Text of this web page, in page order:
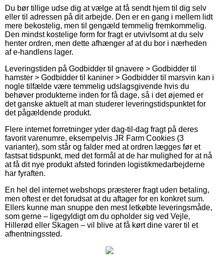
Du bør tillige udse dig at vælge at få sendt hjem til dig selv
eller til adressen på dit arbejde. Den er en gang i mellem lidt
mere bekostelig, men til gengæld temmelig fremkommelig.
Den mindst kostelige form for fragt er utvivlsomt at du selv
henter ordren, men dette afhænger af at du bor i nærheden
af e-handlens lager.
Leveringstiden på Godbidder til gnavere > Godbidder til
hamster > Godbidder til kaniner > Godbidder til marsvin kan i
nogle tilfælde være temmelig udslagsgivende hvis du
behøver produkterne inden for få dage, så i det øjemed er
det ganske aktuelt at man studerer leveringstidspunktet for
det pågældende produkt.
Flere internet forretninger yder dag-til-dag fragt på deres
favorit varenumre, eksempelvis JR Farm Cookies (3
varianter), som står og falder med at ordren lægges før et
fastsat tidspunkt, med det formål at de har mulighed for at nå
at få dit nye produkt afsted forinden logistikmedarbejderne
har fyraften.
En hel del internet webshops præsterer fragt uden betaling,
men oftest er det forudsat at du aftager for en konkret sum.
Ellers kunne man snuppe den mest letkøbte leveringsmåde,
som gerne – ligegyldigt om du opholder sig ved Vejle,
Hillerød eller Skagen – vil blive at få kørt dine varer til et
afhentningssted.